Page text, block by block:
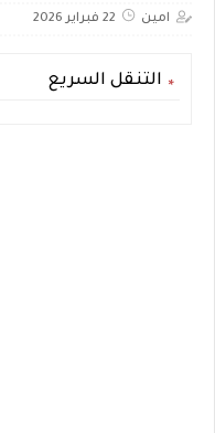
امين 22 فبراير 2026
التنقل السريع